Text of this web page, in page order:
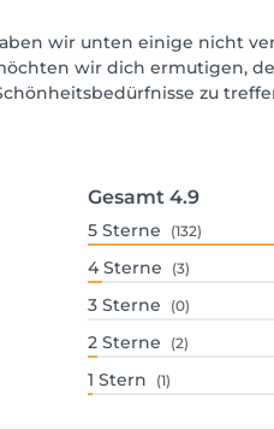
wir unten einige nicht
wir dich ermutigen,
zu
Gesamt 4.9
5 Sterne (132)
4 Sterne (3)
3 Sterne (0)
2 Sterne (2)
1 Stern (1)